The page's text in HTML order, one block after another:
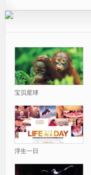
宝贝星球
浮生一日